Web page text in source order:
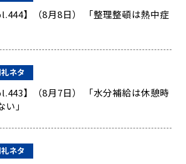
】（8月8日） 「整理整頓は熱中症
ネタ
】（8月7日） 「水分補給は休憩時
」
ネタ